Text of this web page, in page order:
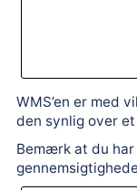
WMS’en er med
den synlig over
Bemærk at du